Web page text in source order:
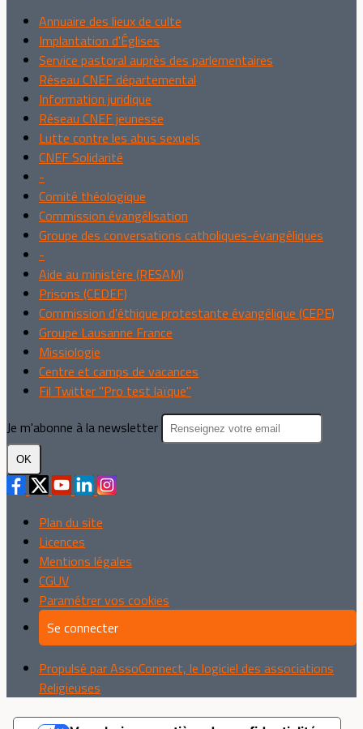
Annuaire des lieux de culte
Implantation d'Églises
Service pastoral auprès des parlementaires
Réseau CNEF départemental
Information juridique
Réseau CNEF jeunesse
Lutte contre les abus sexuels
CNEF Solidarité
-
Comité théologique
Commission évangélisation
Groupe des conversations catholiques-évangéliques
-
Aide au ministère (RESAM)
Prisons (CEDEF)
Commission d'éthique protestante évangélique (CEPE)
Groupe Lausanne France
Missiologie
Centre et camps de vacances
Fil Twitter "Pro test laïque"
Je m'abonne à la newsletter
OK
Plan du site
Licences
Mentions légales
CGUV
Paramétrer vos cookies
Se connecter
Propulsé par AssoConnect, le logiciel des associations
Religieuses